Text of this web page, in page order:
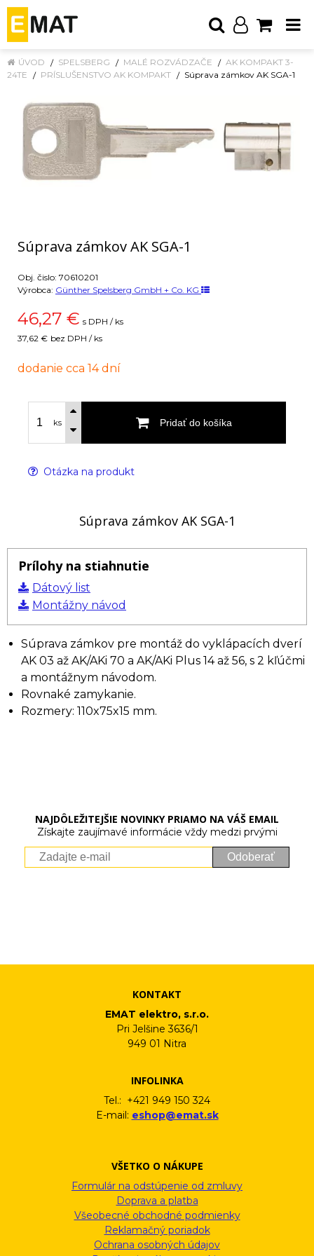
ÚVOD SPELSBERG MALÉ ROZVÁDZAČE
AK KOMPAKT 3-
24TE
PRÍSLUŠENSTVO AK KOMPAKT Súprava zámkov AK SGA-1
Súprava zámkov AK SGA-1
Obj. čislo: 70610201
Výrobca: Günther Spelsberg GmbH + Co. KG
46,27 € s DPH / ks
37,62 € bez DPH / ks
dodanie cca 14 dní
ks Pridať do košíka
Otázka na produkt
Súprava zámkov AK SGA-1
Prílohy na stiahnutie
Dátový list
Montážny návod
Súprava zámkov pre montáž do vyklápacích dverí
AK 03 až AK/AKi 70 a AK/AKi Plus 14 až 56, s 2 kľúčmi
a montážnym návodom.
Rovnaké zamykanie.
Rozmery: 110x75x15 mm.
NAJDÔLEŽITEJŠIE NOVINKY PRIAMO NA VÁŠ EMAIL
Získajte zaujímavé informácie vždy medzi prvými
Odoberať
KONTAKT
EMAT elektro, s.r.o.
Pri Jelšine 3636/1
949 01 Nitra
INFOLINKA
Tel.: +421 949 150 324
E-mail: eshop@emat.sk
VŠETKO O NÁKUPE
Formulár na odstúpenie od zmluvy
Doprava a platba
Všeobecné obchodné podmienky
Reklamačný poriadok
Ochrana osobných údajov